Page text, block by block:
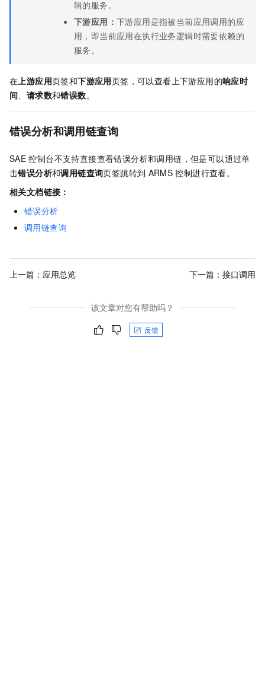
辑的服务。
下游应用： 下游应用是指被当前应用调用的应
用，即当前应用在执行业务逻辑时需要依赖的
服务。
在 上游应用页签和下游应用页签，可以查看上下游应用的响应时
间
请求数和错误数。
错误分析和调用链查询
SAE 控制台不支持直接查看错误分析和调用链，但是可以通过单
击错误分析和调用链查询页签跳转到 ARMS 控制进行查看。
相关文档链接：
错误分析
调用链查询
上一篇： 应用总览 下一篇： 接口调用
该文章对您有帮助吗？
反馈